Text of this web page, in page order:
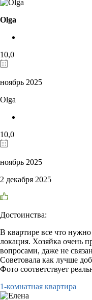
Olga
10,0
ноябрь 2025
Olga
10,0
ноябрь 2025
2 декабря 2025
Достоинства:
В квартире все что
локация. Хозяйка очень
вопросами, даже не
Советовала как лучше
Фото соответствует
1-комнатная квартира